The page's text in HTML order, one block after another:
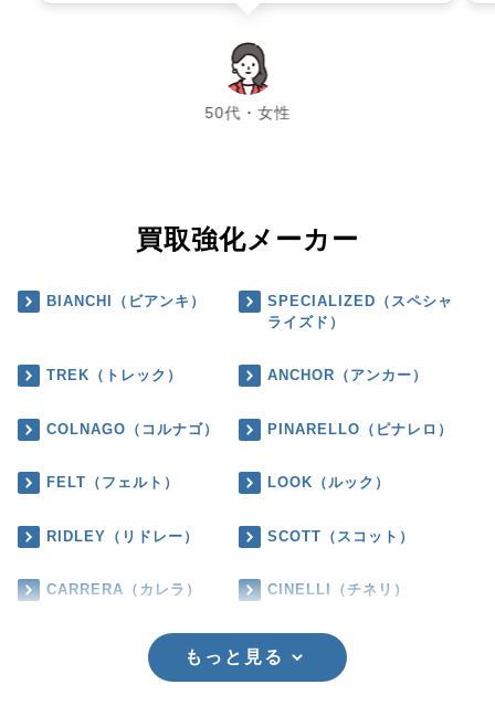
50代・女性
chevron_left chevron_right
買取強化メーカー
BIANCHI（ビアンキ）
SPECIALIZED（スペシャ
ライズド）
TREK（トレック） ANCHOR（アンカー）
COLNAGO（コルナゴ） PINARELLO（ピナレロ）
FELT（フェルト） LOOK（ルック）
RIDLEY（リドレー） SCOTT（スコット）
CARRERA（カレラ） CINELLI（チネリ）
もっと見る